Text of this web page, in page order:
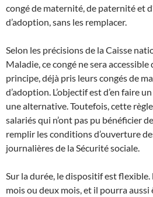
congé de maternité, de paternité et
d’adoption, sans les remplacer.
Selon les précisions de la Caisse
Maladie, ce congé ne sera accessible
principe, déjà pris leurs congés de
d’adoption. L’objectif est d’en faire
une alternative. Toutefois, cette
salariés qui n’ont pas pu bénéficier
remplir les conditions d’ouverture
journalières de la Sécurité sociale.
Sur la durée, le dispositif est
mois ou deux mois, et il pourra